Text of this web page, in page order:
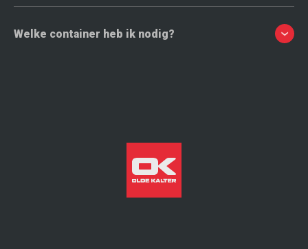
verhuizingen en opruimingen.
Welke container heb ik nodig?